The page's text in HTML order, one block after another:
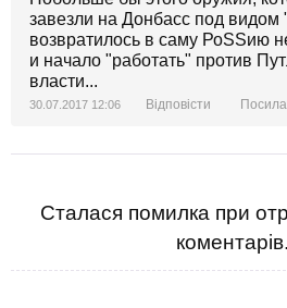
завезли на Донбасс под видом
возвратилось в саму РоSSию
и начало "работать" против
власти...
30.07.2017 12:06 Відповісти
Сталася помилка при
коментарів.